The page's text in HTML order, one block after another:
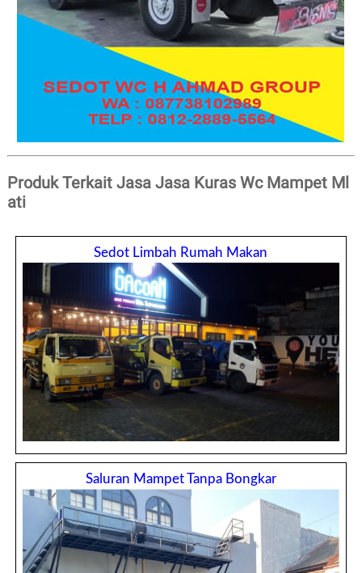
Produk Terkait Jasa Jasa Kuras Wc Mampet Ml
ati
Sedot Limbah Rumah Makan
Saluran Mampet Tanpa Bongkar